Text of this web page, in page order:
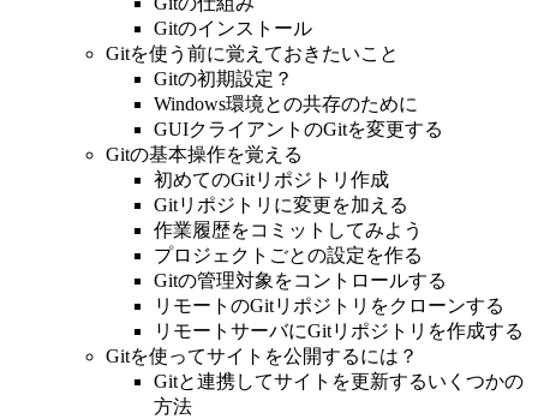
Gitのインストール
Gitを使う前に覚えておきたいこと
Gitの初期設定？
Windows環境との共存のために
GUIクライアントのGitを変更する
Gitの基本操作を覚える
初めてのGitリポジトリ作成
Gitリポジトリに変更を加える
作業履歴をコミットしてみよう
プロジェクトごとの設定を作る
Gitの管理対象をコントロールする
リモートのGitリポジトリをクローンする
リモートサーバにGitリポジトリを作成する
Gitを使ってサイトを公開するには？
Gitと連携してサイトを更新するいくつかの
方法